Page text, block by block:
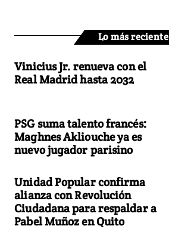
Lo más reciente
Vinicius Jr. renueva con el
Real Madrid hasta 2032
PSG suma talento francés:
Maghnes Akliouche ya es
nuevo jugador parisino
Unidad Popular confirma
alianza con Revolución
Ciudadana para respaldar a
Pabel Muñoz en Quito